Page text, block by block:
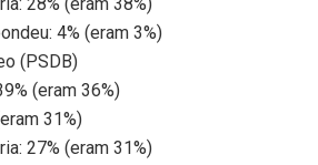
4% (eram 3%)
(PSDB)
(eram 36%)
31%)
27% (eram 31%)